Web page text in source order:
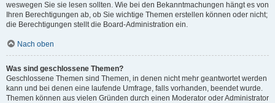
weswegen Sie sie lesen sollten. Wie bei den Bekanntmachungen hängt es von
Ihren Berechtigungen ab, ob Sie wichtige Themen erstellen können oder nicht;
die Berechtigungen stellt die Board-Administration ein.
Nach oben
Was sind geschlossene Themen?
Geschlossene Themen sind Themen, in denen nicht mehr geantwortet werden
kann und bei denen eine laufende Umfrage, falls vorhanden, beendet wurde.
Themen können aus vielen Gründen durch einen Moderator oder Administrator